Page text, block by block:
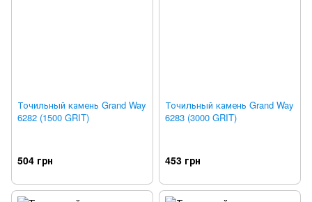
Точильный камень Grand Way
6282 (1500 GRIT)
504 грн
Точильный камень Grand Way
6283 (3000 GRIT)
453 грн